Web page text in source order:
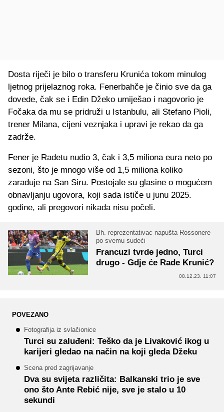
Dosta riječi je bilo o transferu Krunića tokom minulog
ljetnog prijelaznog roka. Fenerbahče je činio sve da ga
dovede, čak se i Edin Džeko umiješao i nagovorio je
Fočaka da mu se pridruži u Istanbulu, ali Stefano Pioli,
trener Milana, cijeni veznjaka i upravi je rekao da ga
zadrže.
Fener je Radetu nudio 3, čak i 3,5 miliona eura neto po
sezoni, što je mnogo više od 1,5 miliona koliko
zarađuje na San Siru. Postojale su glasine o mogućem
obnavljanju ugovora, koji sada ističe u junu 2025.
godine, ali pregovori nikada nisu počeli.
Bh. reprezentativac napušta Rossonere
po svemu sudeći
Francuzi tvrde jedno, Turci
drugo - Gdje će Rade Krunić?
08.12.23. 11:07
POVEZANO
Fotografija iz svlačionice
Turci su zaluđeni: Teško da je Livaković ikog u
karijeri gledao na način na koji gleda Džeku
Scena pred zagrijavanje
Dva su svijeta različita: Balkanski trio je sve
ono što Ante Rebić nije, sve je stalo u 10
sekundi